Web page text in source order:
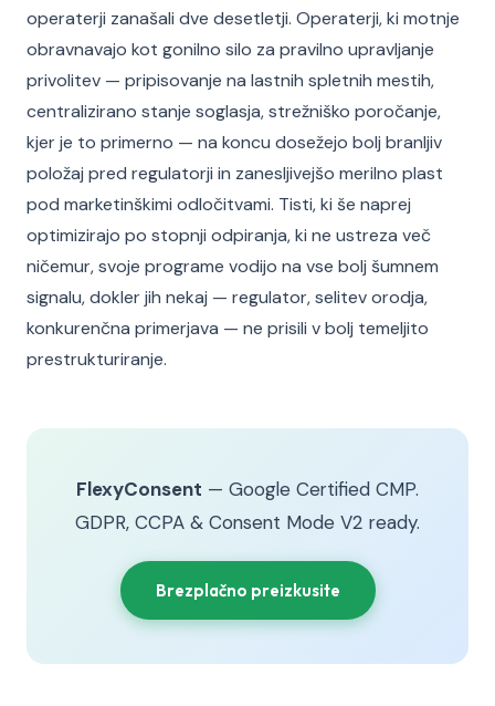
operaterji zanašali dve desetletji. Operaterji, ki motnje
obravnavajo kot gonilno silo za pravilno upravljanje
privolitev — pripisovanje na lastnih spletnih mestih,
centralizirano stanje soglasja, strežniško poročanje,
kjer je to primerno — na koncu dosežejo bolj branljiv
položaj pred regulatorji in zanesljivejšo merilno plast
pod marketinškimi odločitvami. Tisti, ki še naprej
optimizirajo po stopnji odpiranja, ki ne ustreza več
ničemur, svoje programe vodijo na vse bolj šumnem
signalu, dokler jih nekaj — regulator, selitev orodja,
konkurenčna primerjava — ne prisili v bolj temeljito
prestrukturiranje.
FlexyConsent — Google Certified CMP.
GDPR, CCPA & Consent Mode V2 ready.
Brezplačno preizkusite